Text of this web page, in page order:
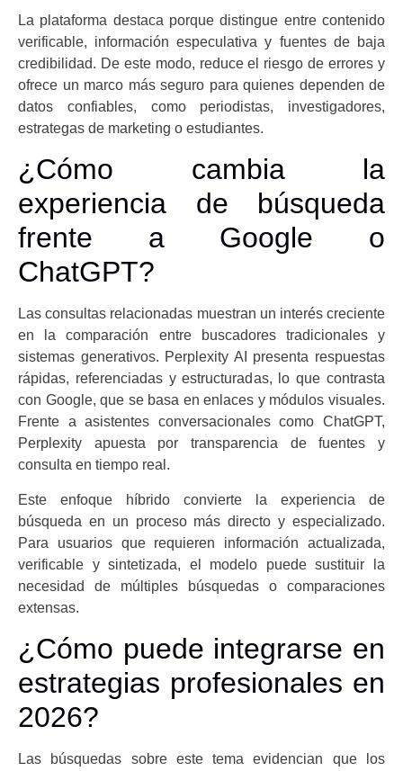
La plataforma destaca porque distingue entre contenido
verificable, información especulativa y fuentes de baja
credibilidad. De este modo, reduce el riesgo de errores y
ofrece un marco más seguro para quienes dependen de
datos confiables, como periodistas, investigadores,
estrategas de marketing o estudiantes.
¿Cómo cambia la
experiencia de búsqueda
frente a Google o
ChatGPT?
Las consultas relacionadas muestran un interés creciente
en la comparación entre buscadores tradicionales y
sistemas generativos. Perplexity AI presenta respuestas
rápidas, referenciadas y estructuradas, lo que contrasta
con Google, que se basa en enlaces y módulos visuales.
Frente a asistentes conversacionales como ChatGPT,
Perplexity apuesta por transparencia de fuentes y
consulta en tiempo real.
Este enfoque híbrido convierte la experiencia de
búsqueda en un proceso más directo y especializado.
Para usuarios que requieren información actualizada,
verificable y sintetizada, el modelo puede sustituir la
necesidad de múltiples búsquedas o comparaciones
extensas.
¿Cómo puede integrarse en
estrategias profesionales en
2026?
Las búsquedas sobre este tema evidencian que los